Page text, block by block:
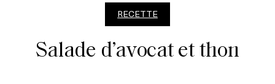
RECETTE
Salade d’avocat et thon